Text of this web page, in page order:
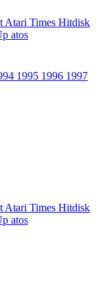
Atari Times Hitdisk
atos
1995 1996 1997
Atari Times Hitdisk
atos